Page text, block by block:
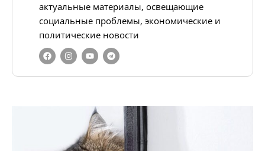
актуальные материалы, освещающие
социальные проблемы, экономические и
политические новости